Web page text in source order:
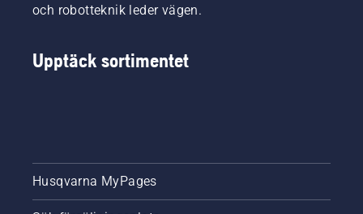
och robotteknik leder vägen.
Upptäck sortimentet
Husqvarna MyPages